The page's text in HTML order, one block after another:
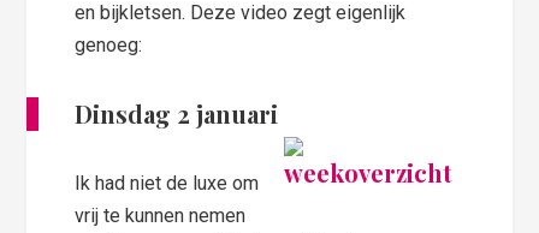
en bijkletsen. Deze video zegt eigenlijk
genoeg:
Dinsdag 2 januari
Ik had niet de luxe om
vrij te kunnen nemen